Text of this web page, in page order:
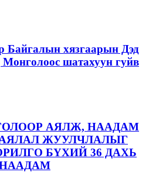
хязгаарын Дэд
Монголоос шатахуун гуйв
АЯЛЖ, НААДАМ
ЖУУЛЧЛАЛЫГ
БҮХИЙ 36 ДАХЬ